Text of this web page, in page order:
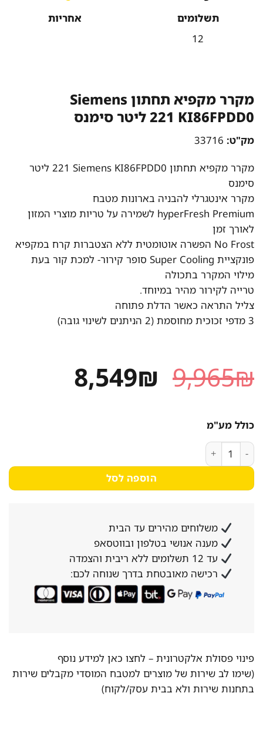
תשלומים
12
אחריות
מקרר ‏מקפיא תחתון Siemens
KI86FPDD0 ‏221 ‏ליטר סימנס
מק"ט:33716
מקרר ‏מקפיא תחתון Siemens KI86FPDD0 ‏221 ‏ליטר
סימנס
מקרר אינטגרלי להבניה בארונות מטבח
hyperFresh Premium לשמירה על טריות מוצרי המזון
לאורך זמן
No Frost הפשרה אוטומטית ללא הצטברות קרח במקפיא
פונקציית Super Cooling סופר קירור- למכת קור בעת
מילוי המקרר בתכולה
טרייה לקירור מהיר במיוחד.
צליל התראה כאשר הדלת פתוחה
9,965₪ המחיר
8,549₪ המחיר
כולל מע"מ
כמות של מקרר ‏מקפיא תחתון Siemens KI86FPDD0 ‏221 ‏ליטר סימנס
הוספה לסל
משלוחים מהירים עד הבית
מענה אנושי בטלפון ובווטסאפ
עד 12 תשלומים ללא ריבית והצמדה
רכישה מאובטחת בדרך שנוחה לכם:
פינוי פסולת אלקטרונית – לחצו כאן למידע נוסף
(שימו לב שירות של מוצרים למטבח המוסדי מקבלים שירות
בתחנות שירות ולא בבית עסק/לקוח)